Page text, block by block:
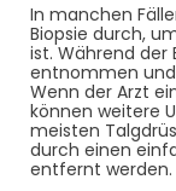
In manchen
Biopsie durch,
ist. Während der
entnommen
Wenn der Arzt
können weitere
meisten
durch einen
entfernt werden.